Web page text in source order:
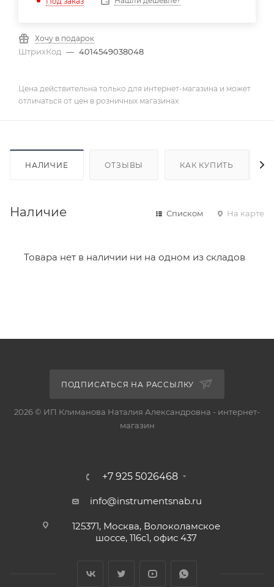
Хочу в подарок
ШтрихКод — 4014549038048
Цена действительна только для интернет-магазина и может
отличаться от цен в розничных магазинах
НАЛИЧИЕ ОТЗЫВЫ КАК КУПИТЬ
Наличие Списком На карте
Товара нет в наличии ни на одном из складов
ПОДПИСАТЬСЯ НА РАССЫЛКУ
2026 © ИП Климанова Наталия Александровна - интернет-
магазин
+7 925 5026468
info@instrumentsnab.ru
125371, Москва, Волоколамское
шоссе, 116с1, офис 437